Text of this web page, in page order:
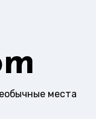
места